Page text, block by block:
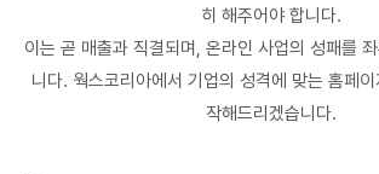
히 해주어야 합니다.
이는 곧 매출과 직결되며, 온라인 사업의 성패를
니다. 웍스코리아에서 기업의 성격에 맞는 홈페이
작해드리겠습니다.